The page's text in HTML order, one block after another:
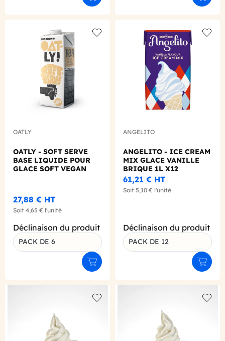
Add to wishlist
OATLY
OATLY - SOFT SERVE
BASE LIQUIDE POUR
GLACE SOFT VEGAN
27,88 € HT
Soit 4,65 € l'unité
Déclinaison du produit
PACK DE 6
Ajouter au panier
ANGELITO
ANGELITO - ICE CREAM
MIX GLACE VANILLE
BRIQUE 1L X12
61,21 € HT
Soit 5,10 € l'unité
Déclinaison du produit
PACK DE 12